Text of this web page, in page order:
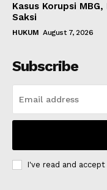
Kasus Korupsi
Saksi
HUKUM August 7, 2026
Subscribe
I've read and